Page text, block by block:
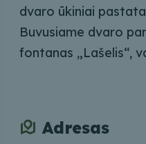
dvaro ūkiniai
Buvusiame dvaro
fontanas „Lašelis“,
Adresas